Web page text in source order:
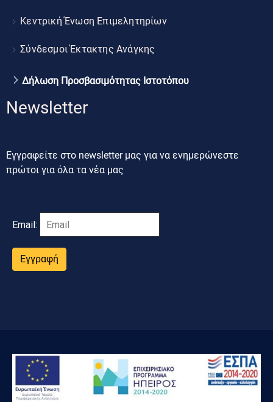
Κεντρική Ένωση Επιμελητηρίων
Σύνδεσμοι Έκτακτης Ανάγκης
Δήλωση Προσβασιμότητας Ιστοτόπου
Newsletter
Εγγραφείτε στο newsletter μας για να ενημερώνεστε
πρώτοι για όλα τα νέα μας
Email:
Εγγραφή